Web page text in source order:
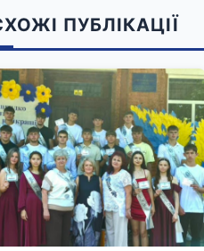
ПУБЛІКАЦІЇ